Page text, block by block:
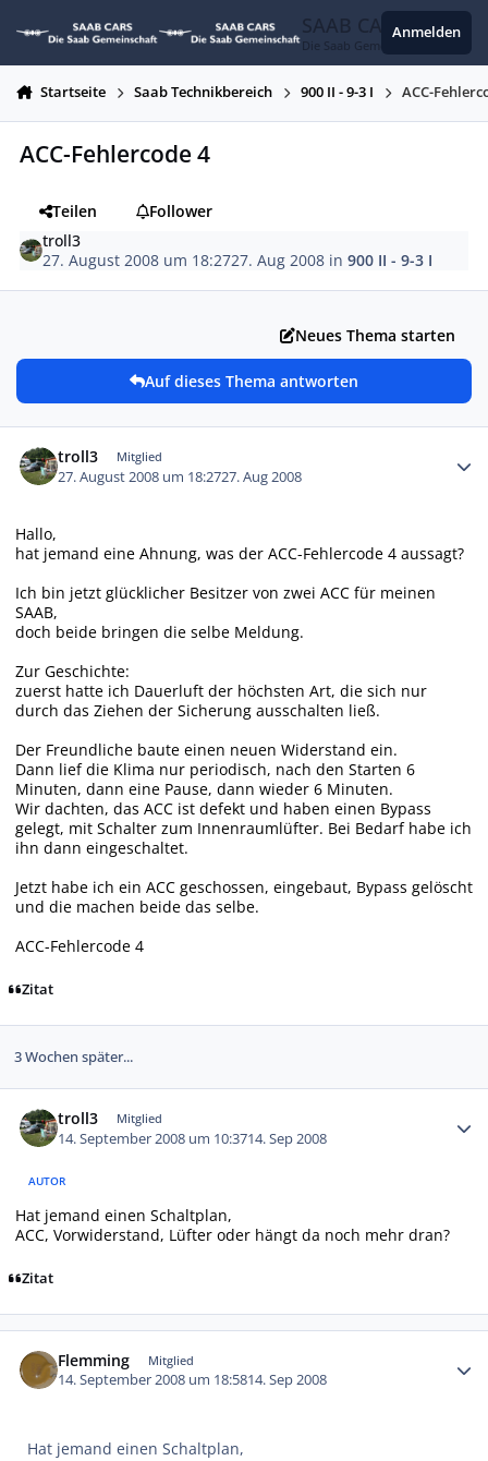
SAAB CARS
Die Saab Gemeinschaft
Anmelden
Startseite Saab Technikbereich 900 II - 9-3 I ACC-
ACC-Fehlercode 4
Teilen
Follower
troll3
27. August 2008 um 18:2727. Aug 2008 in900 II - 9-3 I
Neues Thema starten
Auf dieses Thema antworten
troll3 Mitglied
27. August 2008 um 18:2727. Aug 2008
Hallo,
hat jemand eine Ahnung, was der ACC-Fehlercode 4 aussagt?
Ich bin jetzt glücklicher Besitzer von zwei ACC für meinen
SAAB,
doch beide bringen die selbe Meldung.
Zur Geschichte:
zuerst hatte ich Dauerluft der höchsten Art, die sich nur
durch das Ziehen der Sicherung ausschalten ließ.
Der Freundliche baute einen neuen Widerstand ein.
Dann lief die Klima nur periodisch, nach den Starten 6
Minuten, dann eine Pause, dann wieder 6 Minuten.
Wir dachten, das ACC ist defekt und haben einen Bypass
gelegt, mit Schalter zum Innenraumlüfter. Bei Bedarf habe ich
ihn dann eingeschaltet.
Jetzt habe ich ein ACC geschossen, eingebaut, Bypass gelöscht
und die machen beide das selbe.
ACC-Fehlercode 4
Zitat
3 Wochen später...
troll3 Mitglied
14. September 2008 um 10:3714. Sep 2008
AUTOR
Hat jemand einen Schaltplan,
ACC, Vorwiderstand, Lüfter oder hängt da noch mehr dran?
Zitat
Flemming Mitglied
14. September 2008 um 18:5814. Sep 2008
Hat jemand einen Schaltplan,